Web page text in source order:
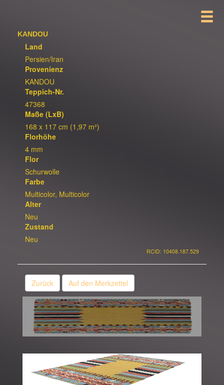
KANDOU
Land
Persien/Iran
Provenienz
KANDOU
Teppich-Nr.
47368
Maße (LxB)
168 x 117 cm (1,97 m²)
Florhöhe
4 mm
Flor
Schurwolle
Farbe
Multicolor, Multicolor
Alter
Neu
Zustand
Neu
RCID: 10408.187.529
Zurück Auf den Merkzettel